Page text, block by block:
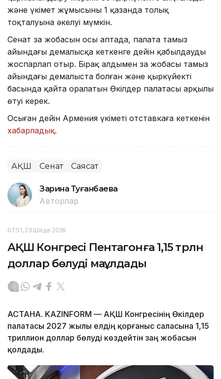
және үкімет жұмысының 1 қазанда толық
тоқталуына әкелуі мүмкін.
Сенат заң жобасын осы аптада, палата тамыз
айындағы демалысқа кеткенге дейін қабылдауды
жоспарлап отыр. Бірақ алдымен заң жобасы тамыз
айындағы демалыста болған және қыркүйектің
басында қайта оралатын Өкілдер палатасы арқылы
өтуі керек.
Осыған дейін Армения үкіметі отставкаға кеткенін
хабарладық.
АҚШ Сенат Саясат
Зарина Туғанбаева
Авторлар
07:51, 23 Шілде 2026
АҚШ Конгресі Пентагонға 1,15 трлн
доллар бөлуді мақұлдады
АСТАНА. KAZINFORM — АҚШ Конгресінің Өкілдер
палатасы 2027 жылы елдің қорғаныс саласына 1,15
триллион доллар бөлуді көздейтін заң жобасын
қолдады.